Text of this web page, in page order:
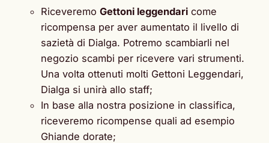
Riceveremo Gettoni leggendari come
ricompensa per aver aumentato il livello di
sazietà di Dialga. Potremo scambiarli nel
negozio scambi per ricevere vari strumenti.
Una volta ottenuti molti Gettoni Leggendari,
Dialga si unirà allo staff;
In base alla nostra posizione in classifica,
riceveremo ricompense quali ad esempio
Ghiande dorate;